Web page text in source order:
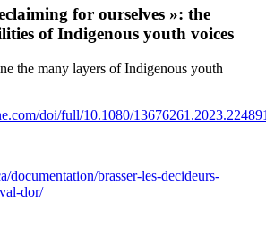
for ourselves »: the
of Indigenous youth voices
the many layers of Indigenous youth
doi/full/10.1080/
documentation/brasser-les-decideurs-
dor/